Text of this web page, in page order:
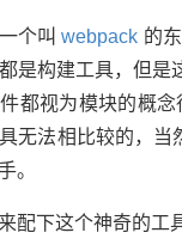
个叫webpack 的
是构建工具，但是
都视为模块的概
无法相比较的，
。
配下这个神奇的工